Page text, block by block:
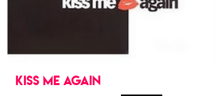
KISS ME AGAIN